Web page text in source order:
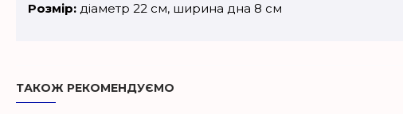
Розмір: діаметр 22 см, ширина дна 8 см
ТАКОЖ РЕКОМЕНДУЄМО